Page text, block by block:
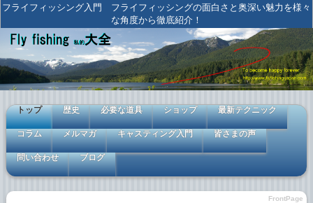
フライフィッシング入門 フライフィッシングの面白さと奥深い魅力を様々
な角度から徹底紹介！
トップ 歴史 必要な道具 ショップ 最新テクニック
コラム メルマガ キャスティング入門 皆さまの声
問い合わせ ブログ
FrontPage